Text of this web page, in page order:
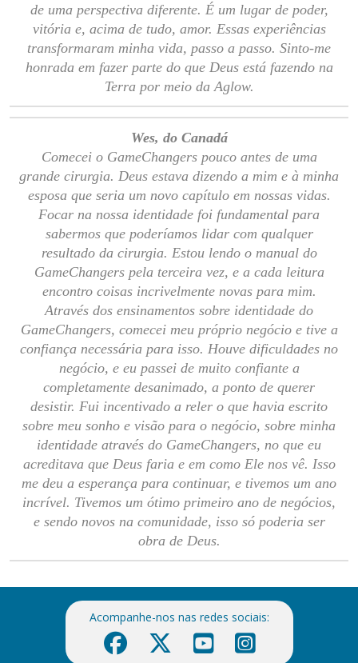
de uma perspectiva diferente. É um lugar de poder,
vitória e, acima de tudo, amor. Essas experiências
transformaram minha vida, passo a passo. Sinto-me
honrada em fazer parte do que Deus está fazendo na
Terra por meio da Aglow.
Wes, do Canadá
Comecei o GameChangers pouco antes de uma
grande cirurgia. Deus estava dizendo a mim e à minha
esposa que seria um novo capítulo em nossas vidas.
Focar na nossa identidade foi fundamental para
sabermos que poderíamos lidar com qualquer
resultado da cirurgia. Estou lendo o manual do
GameChangers pela terceira vez, e a cada leitura
encontro coisas incrivelmente novas para mim.
Através dos ensinamentos sobre identidade do
GameChangers, comecei meu próprio negócio e tive a
confiança necessária para isso. Houve dificuldades no
negócio, e eu passei de muito confiante a
completamente desanimado, a ponto de querer
desistir. Fui incentivado a reler o que havia escrito
sobre meu sonho e visão para o negócio, sobre minha
identidade através do GameChangers, no que eu
acreditava que Deus faria e em como Ele nos vê. Isso
me deu a esperança para continuar, e tivemos um ano
incrível. Tivemos um ótimo primeiro ano de negócios,
e sendo novos na comunidade, isso só poderia ser
obra de Deus.
Acompanhe-nos nas redes sociais: